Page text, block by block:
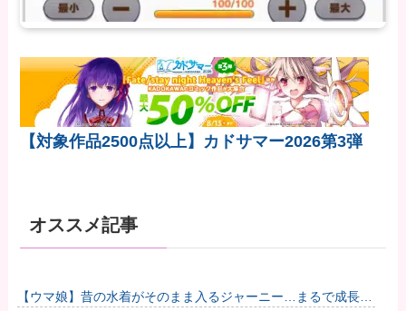
【対象作品2500点以上】カドサマー2026第3弾
オススメ記事
【ウマ娘】昔の水着がそのまま入るジャーニー…まるで成長し